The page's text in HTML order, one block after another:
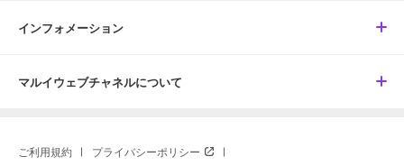
インフォメーション
マルイウェブチャネルについて
ご利用規約 プライバシーポリシー